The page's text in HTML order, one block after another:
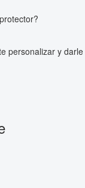
personalizar y darle